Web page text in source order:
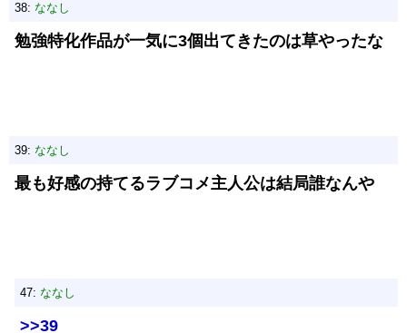
38: ななし
勉強特化作品が一気に3個出てきたのは草やったな
39: ななし
最も好感の持てるラブコメ主人公は結局誰なんや
47: ななし
>>39